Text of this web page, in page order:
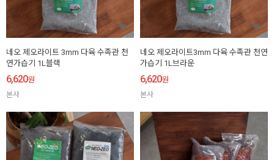
네오 제오라이트 3mm 다육 수족관 천
연가습기 1L블랙
6,620원
본사
네오 제오라이트3mm 다육 수족관 천연
가습기 1L브라운
6,620원
본사